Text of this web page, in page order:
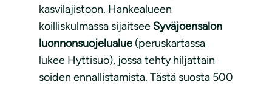
kasvilajistoon. Hankealueen
koilliskulmassa sijaitsee Syväjoensalon
luonnonsuojelualue (peruskartassa
lukee Hyttisuo), jossa tehty hiljattain
soiden ennallistamista. Tästä suosta 500